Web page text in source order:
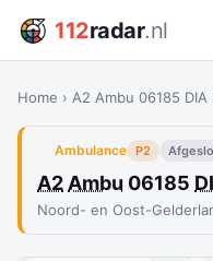
112radar.nl
Home › A2 Ambu 06185 DIA
Ambulance P2
A2 Ambu 06185
Noord- en Oost-